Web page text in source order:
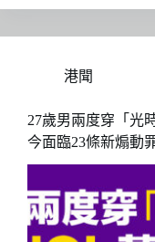
港聞
27歲男兩度穿「光
今面臨23條新煽動